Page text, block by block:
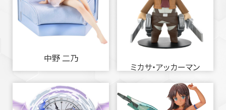
中野 二乃
ミカサ・アッカーマン